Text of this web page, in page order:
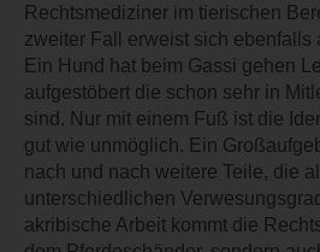
Rechtsmediziner im tierischen
zweiter Fall erweist sich ebenfalls
Ein Hund hat beim Gassi gehen
aufgestöbert die schon sehr in
sind. Nur mit einem Fuß ist die
gut wie unmöglich. Ein
nach und nach weitere Teile, die
unterschiedlichen
akribische Arbeit kommt die